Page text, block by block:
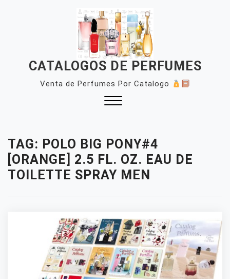
CATALOGOS DE PERFUMES
Venta de Perfumes Por Catalogo
TAG: POLO BIG PONY#4
[ORANGE] 2.5 FL. OZ. EAU DE
TOILETTE SPRAY MEN